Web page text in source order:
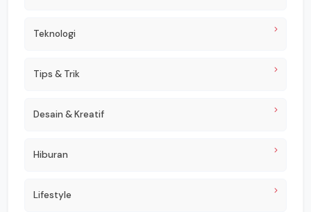
Teknologi
Tips & Trik
Desain & Kreatif
Hiburan
Lifestyle